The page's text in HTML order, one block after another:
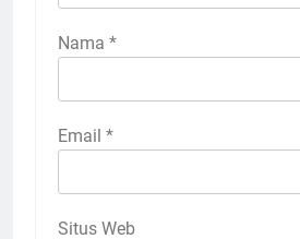
Nama *
Email *
Situs Web